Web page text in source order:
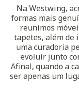
Na Westwing,
formas mais
reunimos
tapetes, além de
uma curadoria
evoluir junto
Afinal, quando a
ser apenas um